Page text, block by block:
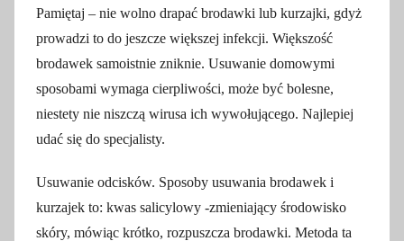
Pamiętaj – nie wolno drapać brodawki lub kurzajki, gdyż
prowadzi to do jeszcze większej infekcji. Większość
brodawek samoistnie zniknie. Usuwanie domowymi
sposobami wymaga cierpliwości, może być bolesne,
niestety nie niszczą wirusa ich wywołującego. Najlepiej
udać się do specjalisty.
Usuwanie odcisków. Sposoby usuwania brodawek i
kurzajek to: kwas salicylowy -zmieniający środowisko
skóry, mówiąc krótko, rozpuszcza brodawki. Metoda ta